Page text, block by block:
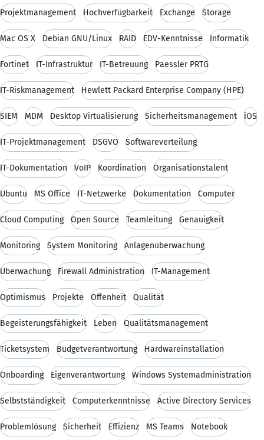
Projektmanagement Hochverfügbarkeit Exchange Storage
Mac OS X Debian GNU/Linux RAID EDV-Kenntnisse Informatik
Fortinet IT-Infrastruktur IT-Betreuung Paessler PRTG
IT-Riskmanagement Hewlett Packard Enterprise Company (HPE)
SIEM MDM Desktop Virtualisierung Sicherheitsmanagement iOS
IT-Projektmanagement DSGVO Softwareverteilung
IT-Dokumentation VoIP Koordination Organisationstalent
Ubuntu MS Office IT-Netzwerke Dokumentation Computer
Cloud Computing Open Source Teamleitung Genauigkeit
Monitoring System Monitoring Anlagenüberwachung
Überwachung Firewall Administration IT-Management
Optimismus Projekte Offenheit Qualität
Begeisterungsfähigkeit Leben Qualitätsmanagement
Ticketsystem Budgetverantwortung Hardwareinstallation
Onboarding Eigenverantwortung Windows Systemadministration
Selbstständigkeit Computerkenntnisse Active Directory Services
Problemlösung Sicherheit Effizienz MS Teams Notebook